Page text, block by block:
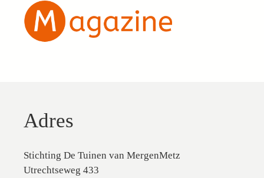
Adres
Stichting De Tuinen van MergenMetz
Utrechtseweg 433